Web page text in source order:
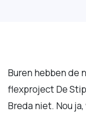
Buren hebben de
flexproject De
Breda niet. Nou